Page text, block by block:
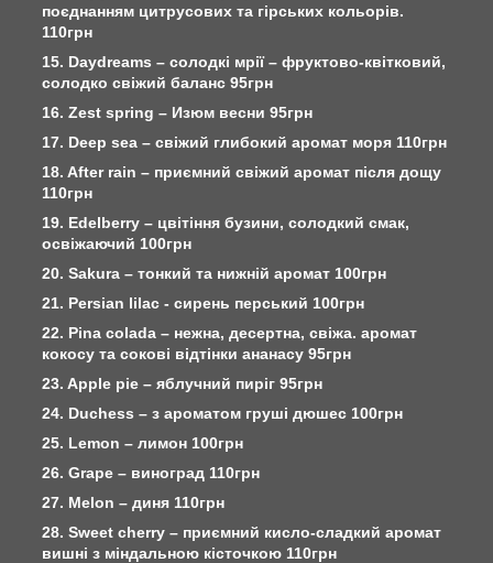
поєднанням цитрусових та гірських кольорів.
110грн
15. Daydreams – солодкі мрії – фруктово-квітковий,
солодко свіжий баланс 95грн
16. Zest spring – Изюм весни 95грн
17. Deep sea – свіжий глибокий аромат моря 110грн
18. After rain – приємний свіжий аромат після дощу
110грн
19. Edelberry – цвітіння бузини, солодкий смак,
освіжаючий 100грн
20. Sakura – тонкий та нижній аромат 100грн
21. Persian lilac - сирень перський 100грн
22. Pina colada – нежна, десертна, свіжа. аромат
кокосу та сокові відтінки ананасу 95грн
23. Apple pie – яблучний пиріг 95грн
24. Duchess – з ароматом груші дюшес 100грн
25. Lemon – лимон 100грн
26. Grape – виноград 110грн
27. Melon – диня 110грн
28. Sweet cherry – приємний кисло-сладкий аромат
вишні з міндальною кісточкою 110грн